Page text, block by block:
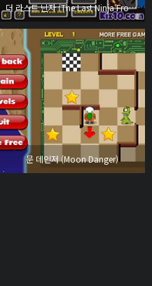
더 라스트 닌자 (The Last Ninja From Another Planet)
문 데인저 (Moon Danger)